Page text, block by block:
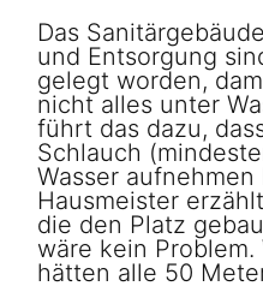
Das
und Entsorgung
gelegt worden,
nicht alles unter
führt das dazu,
Schlauch
Wasser
Hausmeister
die den Platz
wäre kein
hätten alle 50